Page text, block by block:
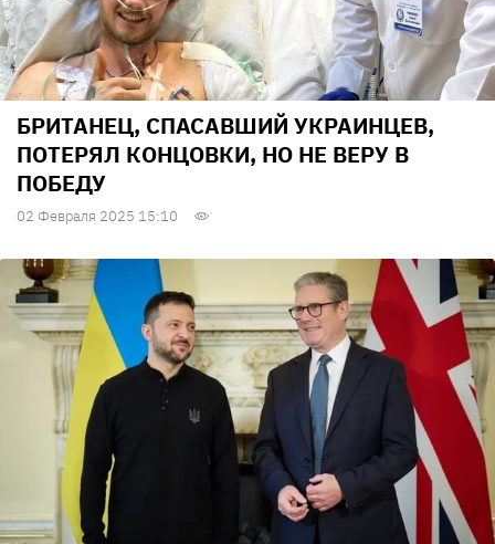
БРИТАНЕЦ, СПАСАВШИЙ УКРАИНЦЕВ,
ПОТЕРЯЛ КОНЦОВКИ, НО НЕ ВЕРУ В
ПОБЕДУ
02 Февраля 2025 15:10